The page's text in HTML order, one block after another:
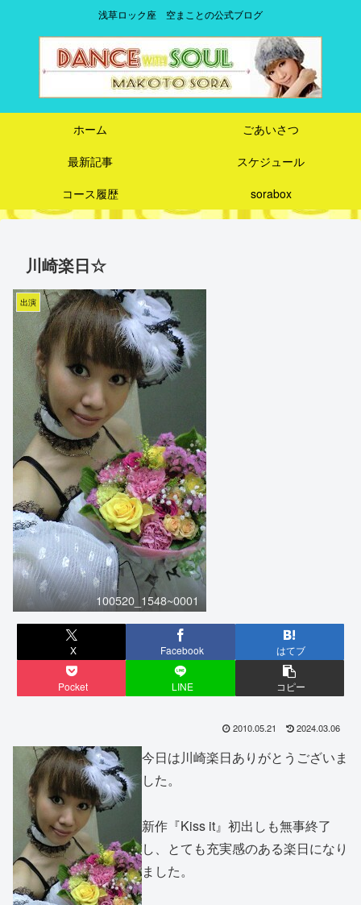
浅草ロック座 空まことの公式ブログ
ホーム
ごあいさつ
最新記事
スケジュール
コース履歴
sorabox
川崎楽日☆
出演
100520_1548~0001
X Facebook はてブ
Pocket LINE コピー
2010.05.21 2024.03.06
今日は川崎楽日ありがとうございま
した。
新作『Kiss it』初出しも無事終了
し、とても充実感のある楽日になり
ました。